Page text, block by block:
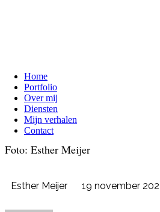
Home
Portfolio
Over mij
Diensten
Mijn verhalen
Contact
Foto: Esther Meijer
Esther Meijer 19 november